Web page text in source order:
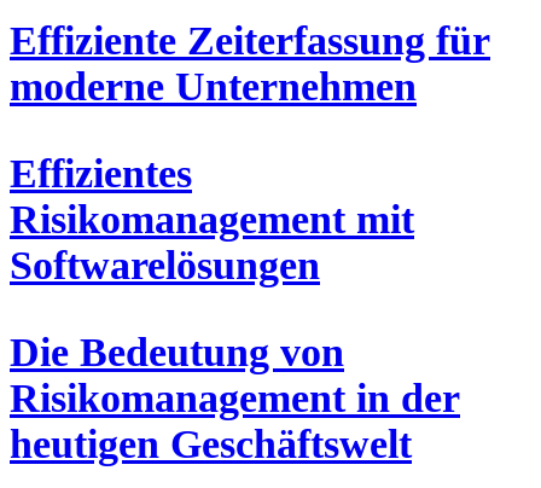
Effiziente Zeiterfassung für
moderne Unternehmen
Effizientes
Risikomanagement mit
Softwarelösungen
Die Bedeutung von
Risikomanagement in der
heutigen Geschäftswelt